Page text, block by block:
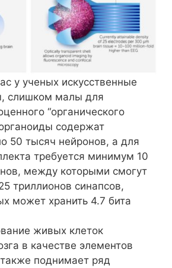
у ученых искусственные
слишком малы для
“органического
содержат
50 тысяч нейронов, а для
требуется минимум 10
между которыми смогут
триллионов синапсов,
может хранить 4.7 бита
живых клеток
в качестве элементов
поднимает ряд